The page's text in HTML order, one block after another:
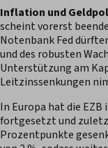
Inflation und
scheint vorerst
Notenbank Fed
und des robusten
Unterstützung am
Leitzinssenkungen
In Europa hat die
fortgesetzt und
Prozentpunkte